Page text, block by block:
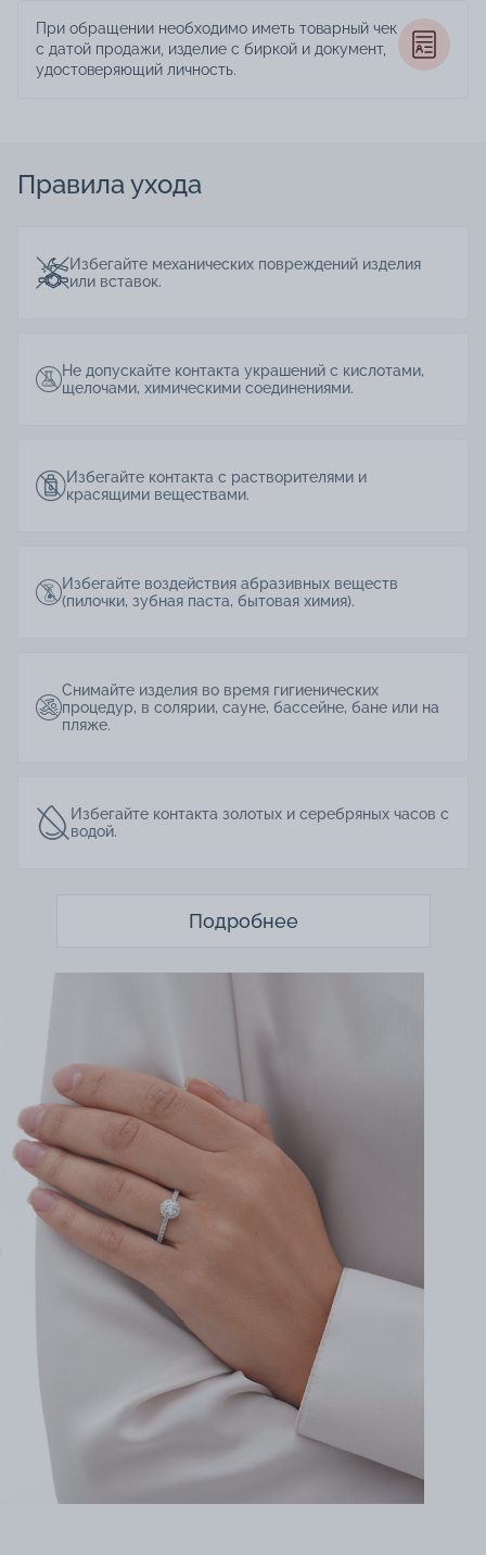
При обращении необходимо иметь товарный чек
с датой продажи, изделие с биркой и документ,
удостоверяющий личность.
Правила ухода
Избегайте механических повреждений изделия
или вставок.
Не допускайте контакта украшений с кислотами,
щелочами, химическими соединениями.
Избегайте контакта с растворителями и
красящими веществами.
Избегайте воздействия абразивных веществ
(пилочки, зубная паста, бытовая химия).
Снимайте изделия во время гигиенических
процедур, в солярии, сауне, бассейне, бане или на
пляже.
Избегайте контакта золотых и серебряных часов с
водой.
Подробнее